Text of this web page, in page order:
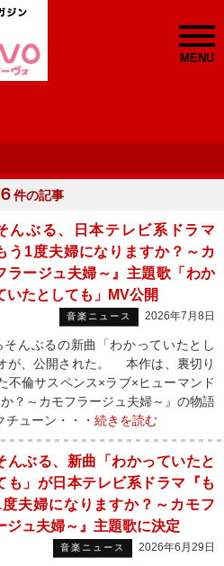
MENU
６件の記事
んぶる、日本テレビ系ドラマ
う1度夫婦になりますか？～カ
ラージュ夫婦～』主題歌「わか
いたとしても」MV公開
音楽ニュース 2026年7月8日
んぶるの新曲「わかっていたとし
が、公開された。 本作は、裏切り
不倫サスペンス×ラブ×ヒューマンド
？～カモフラージュ夫婦～』の物語
ューン・・・ 続きを読む
んぶる、新曲「わかっていたと
も」が日本テレビ系ドラマ『も
度夫婦になりますか？～カモフ
ジュ夫婦～』主題歌に決定
音楽ニュース 2026年6月29日